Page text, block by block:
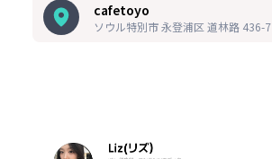
cafetoyo
ソウル特別市 永登浦区 道林路 436-7